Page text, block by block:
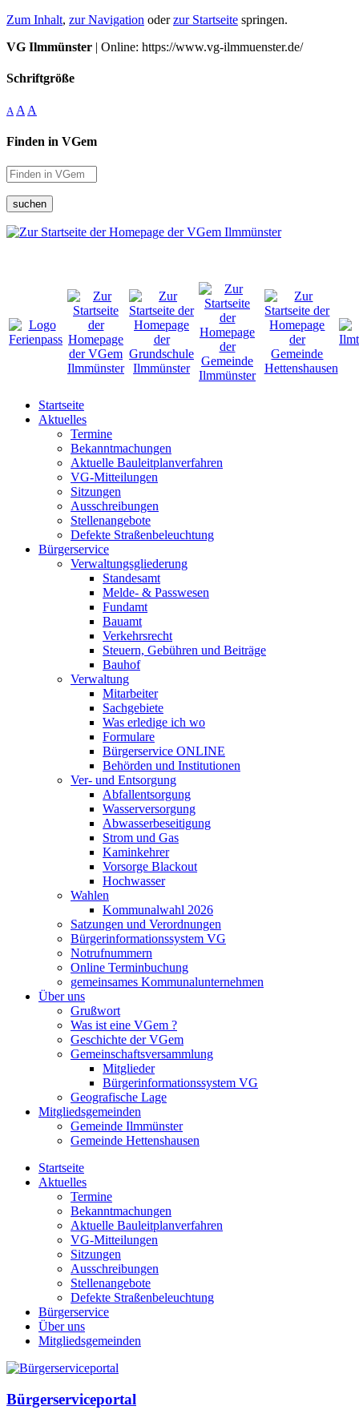
Zum Inhalt, zur Navigation oderzur Startseite springen.
VG Ilmmünster | Online: https://www.vg-ilmmuenster.de/
Schriftgröße
A A A
Finden in VGem
suchen
Startseite
Aktuelles
Termine
Bekanntmachungen
Aktuelle Bauleitplanverfahren
VG-Mitteilungen
Sitzungen
Ausschreibungen
Stellenangebote
Defekte Straßenbeleuchtung
Bürgerservice
Verwaltungsgliederung
Standesamt
Melde- & Passwesen
Fundamt
Bauamt
Verkehrsrecht
Steuern, Gebühren und Beiträge
Bauhof
Verwaltung
Mitarbeiter
Sachgebiete
Was erledige ich wo
Formulare
Bürgerservice ONLINE
Behörden und Institutionen
Ver- und Entsorgung
Abfallentsorgung
Wasserversorgung
Abwasserbeseitigung
Strom und Gas
Kaminkehrer
Vorsorge Blackout
Hochwasser
Wahlen
Kommunalwahl 2026
Satzungen und Verordnungen
Bürgerinformationssystem VG
Notrufnummern
Online Terminbuchung
gemeinsames Kommunalunternehmen
Über uns
Grußwort
Was ist eine VGem ?
Geschichte der VGem
Gemeinschaftsversammlung
Mitglieder
Bürgerinformationssystem VG
Geografische Lage
Mitgliedsgemeinden
Gemeinde Ilmmünster
Gemeinde Hettenshausen
Startseite
Aktuelles
Termine
Bekanntmachungen
Aktuelle Bauleitplanverfahren
VG-Mitteilungen
Sitzungen
Ausschreibungen
Stellenangebote
Defekte Straßenbeleuchtung
Bürgerservice
Über uns
Mitgliedsgemeinden
Bürgerserviceportal